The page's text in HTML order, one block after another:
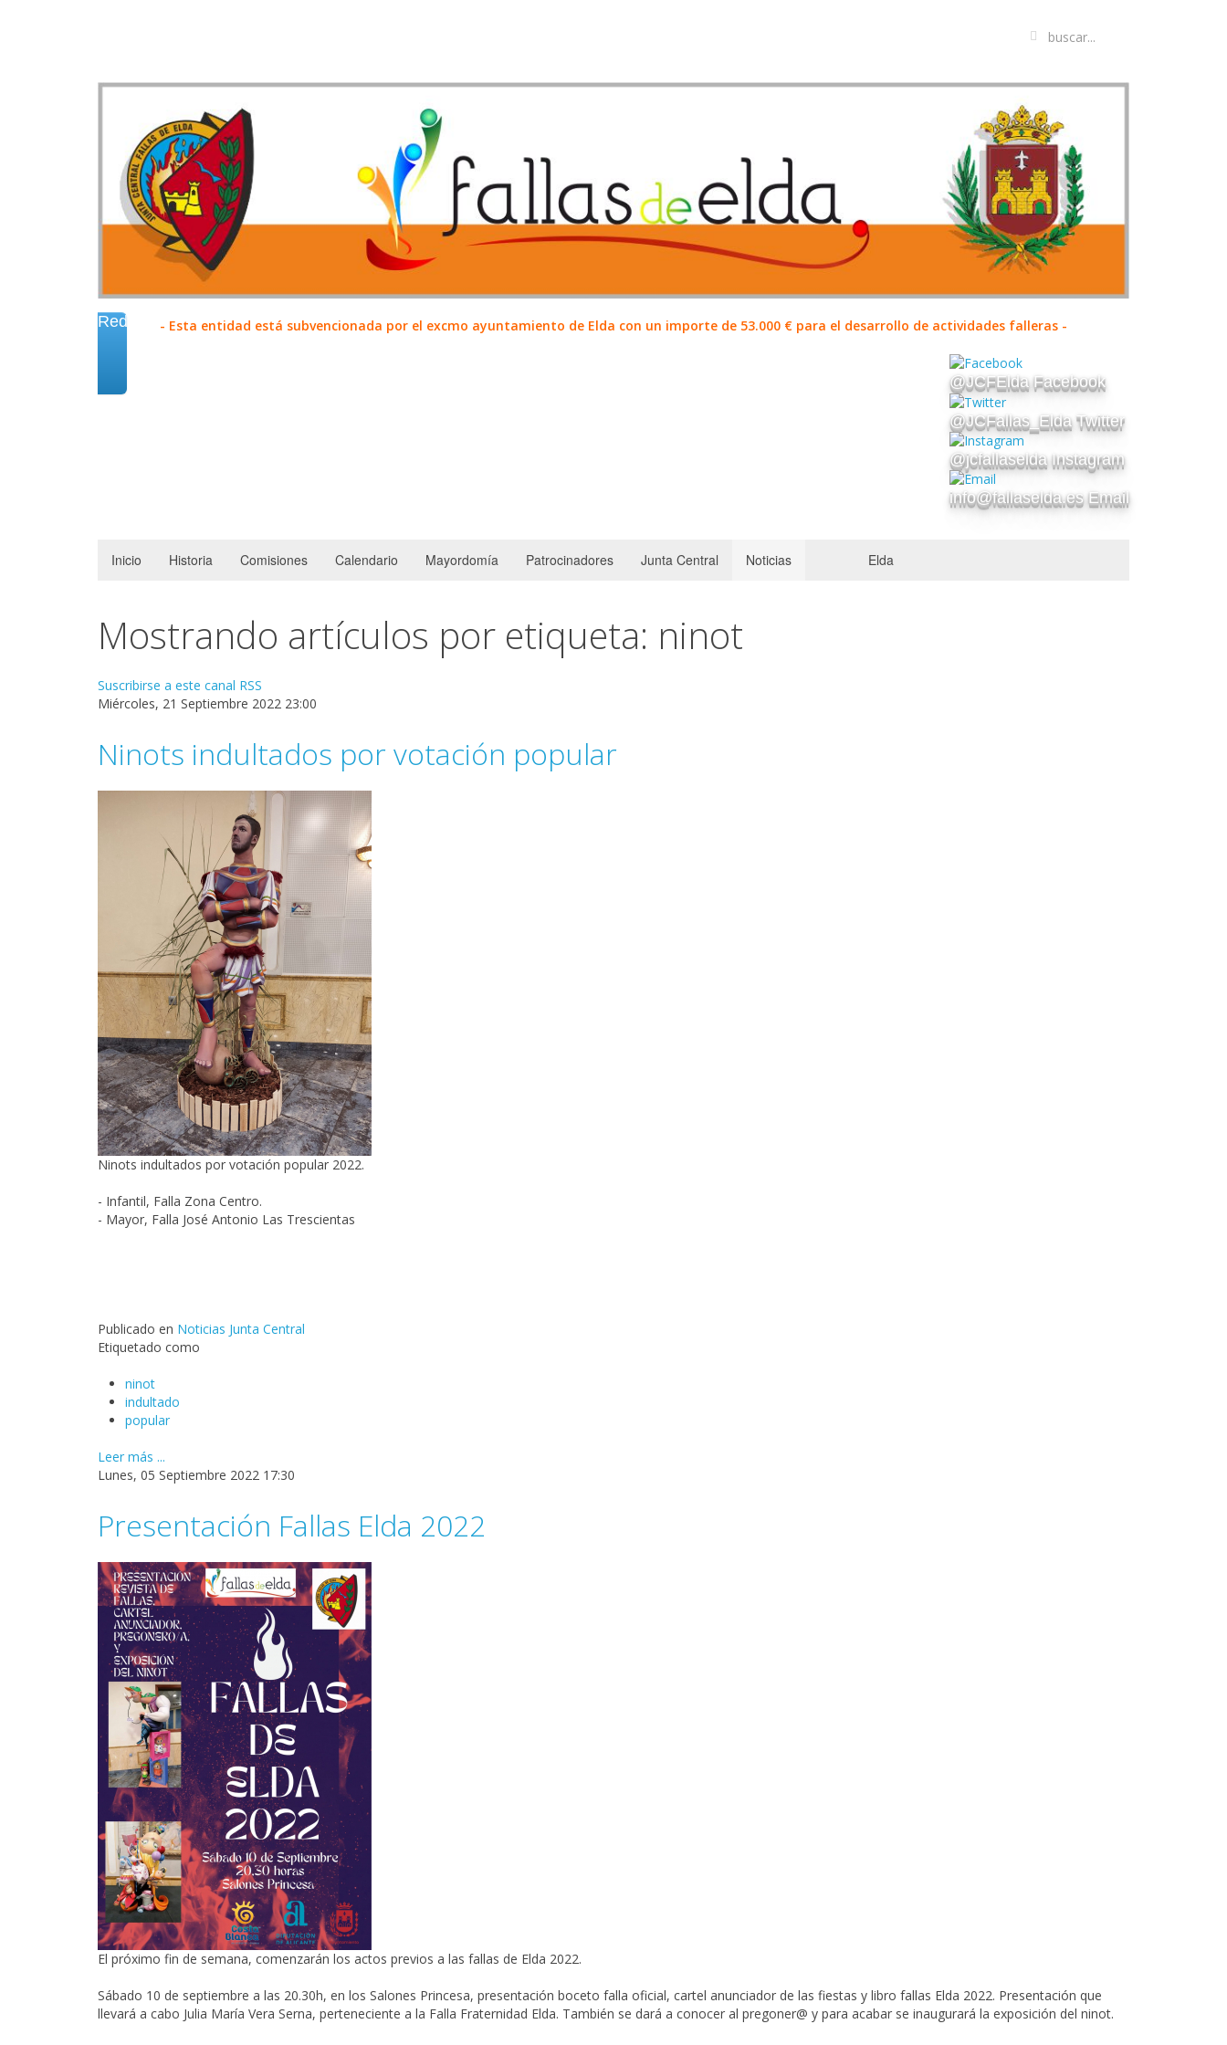
- Esta entidad está subvencionada por el excmo ayuntamiento de Elda con un importe de 53.000 € para el desarrollo de actividades falleras -
Redes
@JCFElda Facebook
@JCFallas_Elda Twitter
@jcfallaselda Instagram
info@fallaselda.es Email
Inicio Historia Comisiones Calendario Mayordomía Patrocinadores Junta Central Noticias Elda
Mostrando artículos por etiqueta: ninot
Suscribirse a este canal RSS
Miércoles, 21 Septiembre 2022 23:00
Ninots indultados por votación popular
Ninots indultados por votación popular 2022.
- Infantil, Falla Zona Centro.
- Mayor, Falla José Antonio Las Trescientas
Publicado en Noticias Junta Central
Etiquetado como
ninot
indultado
popular
Leer más ...
Lunes, 05 Septiembre 2022 17:30
Presentación Fallas Elda 2022
El próximo fin de semana, comenzarán los actos previos a las fallas de Elda 2022.
Sábado 10 de septiembre a las 20.30h, en los Salones Princesa, presentación boceto falla oficial, cartel anunciador de las fiestas y libro fallas Elda 2022. Presentación que
llevará a cabo Julia María Vera Serna, perteneciente a la Falla Fraternidad Elda. También se dará a conocer al pregoner@ y para acabar se inaugurará la exposición del ninot.